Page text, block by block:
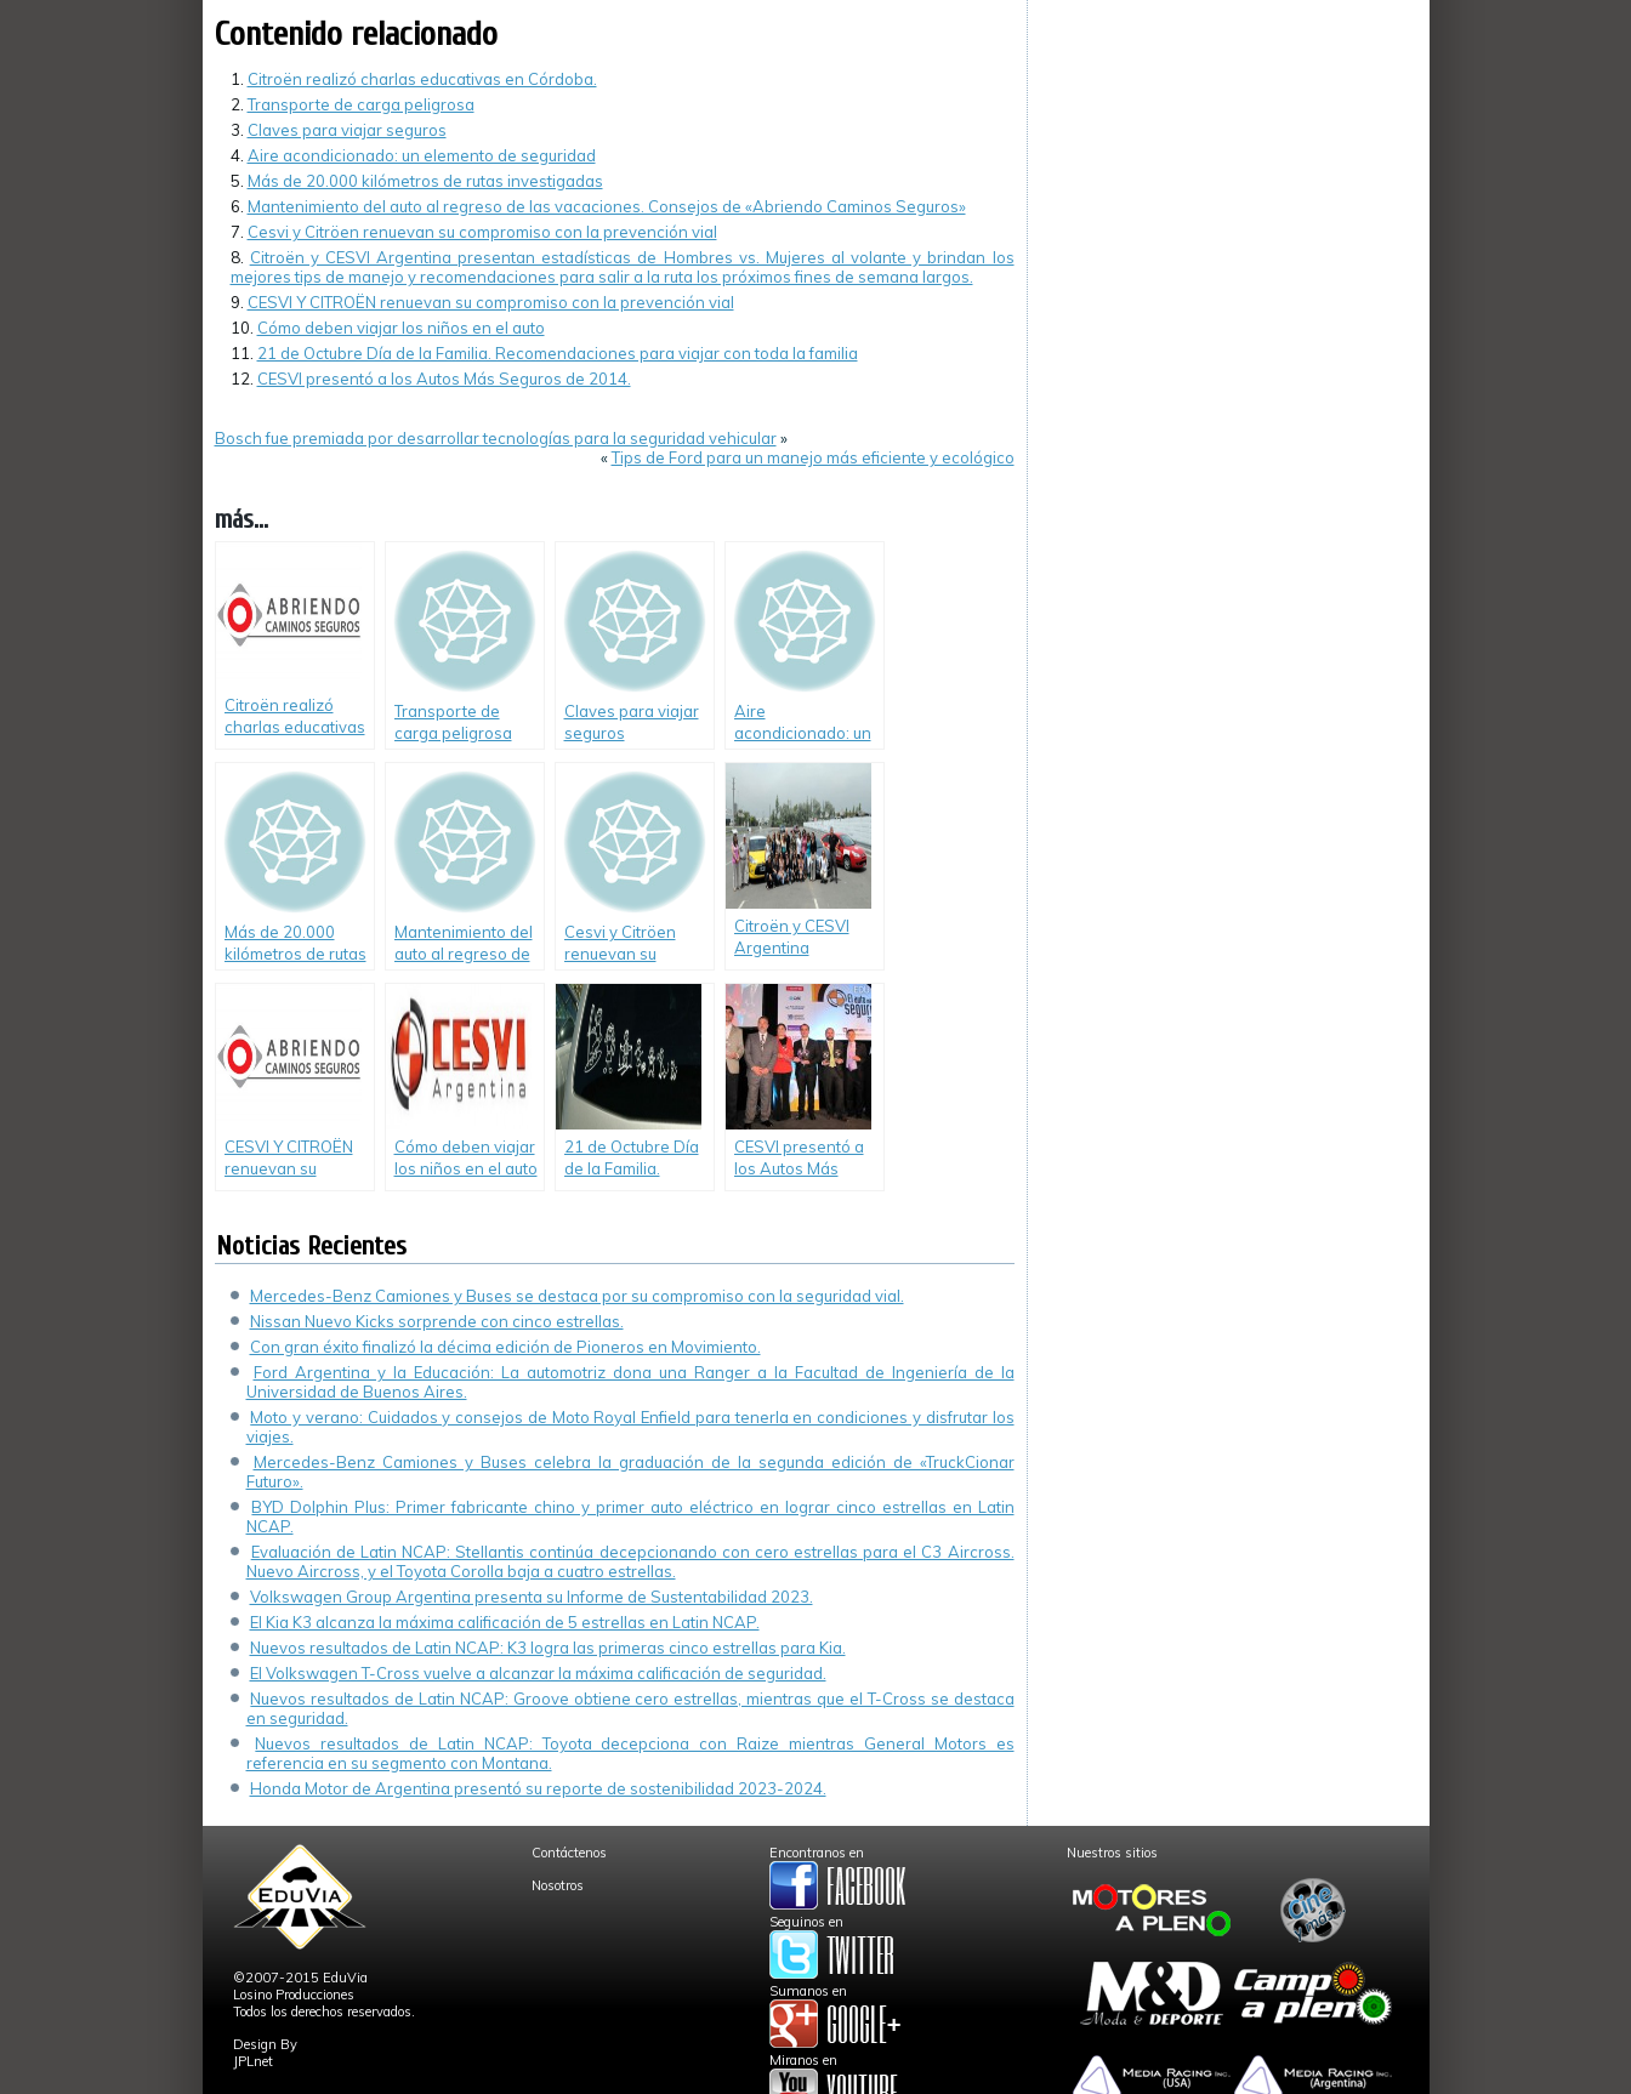
Contenido relacionado
Citroën realizó charlas educativas en Córdoba.
Transporte de carga peligrosa
Claves para viajar seguros
Aire acondicionado: un elemento de seguridad
Más de 20.000 kilómetros de rutas investigadas
Mantenimiento del auto al regreso de las vacaciones. Consejos de «Abriendo Caminos Seguros»
Cesvi y Citröen renuevan su compromiso con la prevención vial
Citroën y CESVI Argentina presentan estadísticas de Hombres vs. Mujeres al volante y brindan los
mejores tips de manejo y recomendaciones para salir a la ruta los próximos fines de semana largos.
CESVI Y CITROËN renuevan su compromiso con la prevención vial
Cómo deben viajar los niños en el auto
21 de Octubre Día de la Familia. Recomendaciones para viajar con toda la familia
CESVI presentó a los Autos Más Seguros de 2014.
Bosch fue premiada por desarrollar tecnologías para la seguridad vehicular»
«Tips de Ford para un manejo más eficiente y ecológico
más...
Citroën realizó
charlas educativas
Transporte de
carga peligrosa
Claves para viajar
seguros
Aire
acondicionado: un
seguridad
Más de 20.000
kilómetros de rutas
Mantenimiento del
auto al regreso de
Consejos de
«Abriendo
Caminos Seguros»
Cesvi y Citröen
renuevan su
prevención vial
Citroën y CESVI
Argentina
estadísticas de
Hombres vs.
Mujeres al volante
y brindan los
mejores tips de
manejo y
recomendaciones
para salir a la ruta
los próximos fines
CESVI Y CITROËN
renuevan su
Cómo deben viajar
los niños en el auto
21 de Octubre Día
de la Familia.
CESVI presentó a
los Autos Más
Noticias Recientes
Mercedes-Benz Camiones y Buses se destaca por su compromiso con la seguridad vial.
Nissan Nuevo Kicks sorprende con cinco estrellas.
Con gran éxito finalizó la décima edición de Pioneros en Movimiento.
Ford Argentina y la Educación: La automotriz dona una Ranger a la Facultad de Ingeniería de la
Universidad de Buenos Aires.
Moto y verano: Cuidados y consejos de Moto Royal Enfield para tenerla en condiciones y disfrutar los
viajes.
Mercedes-Benz Camiones y Buses celebra la graduación de la segunda edición de «TruckCionar
Futuro».
BYD Dolphin Plus: Primer fabricante chino y primer auto eléctrico en lograr cinco estrellas en Latin
NCAP.
Evaluación de Latin NCAP: Stellantis continúa decepcionando con cero estrellas para el C3 Aircross.
Nuevo Aircross, y el Toyota Corolla baja a cuatro estrellas.
Volkswagen Group Argentina presenta su Informe de Sustentabilidad 2023.
El Kia K3 alcanza la máxima calificación de 5 estrellas en Latin NCAP.
Nuevos resultados de Latin NCAP: K3 logra las primeras cinco estrellas para Kia.
El Volkswagen T-Cross vuelve a alcanzar la máxima calificación de seguridad.
Nuevos resultados de Latin NCAP: Groove obtiene cero estrellas, mientras que el T-Cross se destaca
en seguridad.
Nuevos resultados de Latin NCAP: Toyota decepciona con Raize mientras General Motors es
referencia en su segmento con Montana.
Honda Motor de Argentina presentó su reporte de sostenibilidad 2023-2024.
©2007-2015 EduVia
Losino Producciones
Todos los derechos reservados.
Design By
JPLnet
Contáctenos
Nosotros
Encontranos en
Seguinos en
Sumanos en
Miranos en
Nuestros sitios